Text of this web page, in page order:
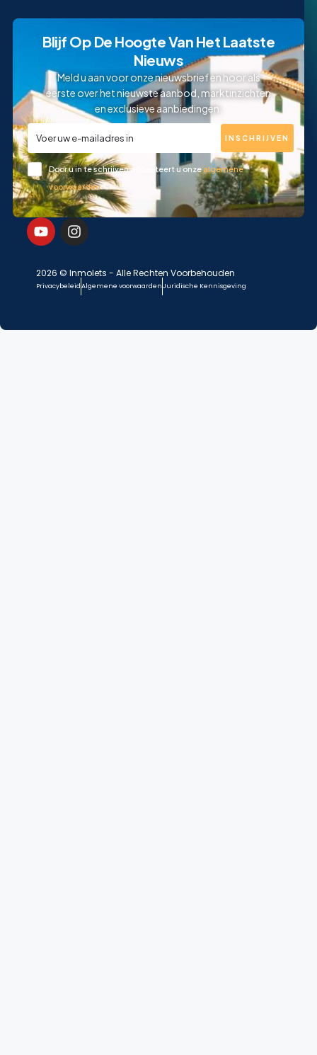
Blijf Op De Hoogte Van Het Laatste
Nieuws
Meld u aan voor onze nieuwsbrief en hoor als
eerste over het nieuwste aanbod, marktinzichten
en exclusieve aanbiedingen.
Door u in te schrijven accepteert u onzealgemene
voorwaarden
INSCHRIJVEN
2026 © Inmolets - Alle Rechten Voorbehouden
PrivacybeleidAlgemene voorwaardenJuridische Kennisgeving